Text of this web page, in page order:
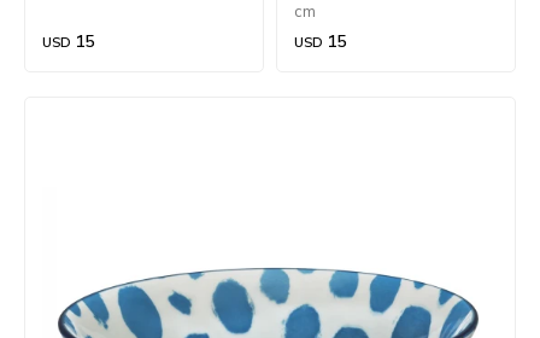
USD 15
cm
USD 15